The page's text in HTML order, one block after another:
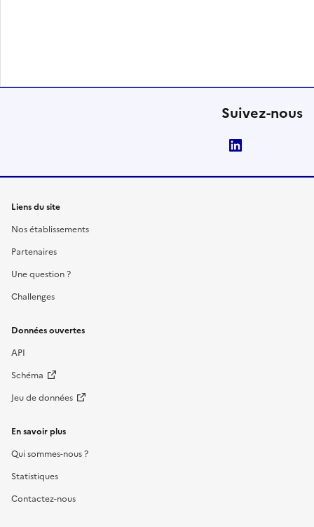
Suivez-nous
Liens du site
Nos établissements
Partenaires
Une question ?
Challenges
Données ouvertes
API
Schéma
Jeu de données
En savoir plus
Qui sommes-nous ?
Statistiques
Contactez-nous